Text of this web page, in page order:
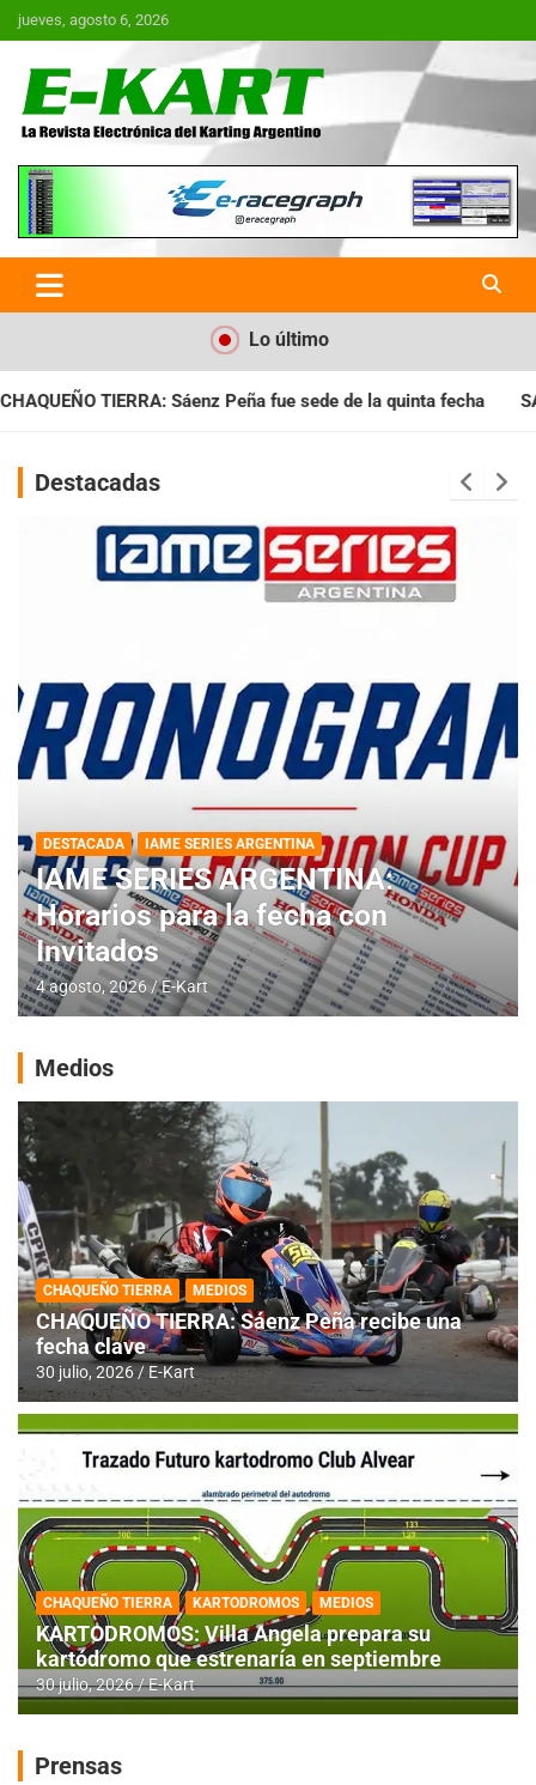
Saltar
al
jueves, agosto 6, 2026
E-Kart.com.ar | La Revista
Electrónica del Karting en
Argentina
Lo último
fue sede de la quinta fecha SANTIAGUEÑO: Se cumplió con
Destacadas
DESTACADA IAME SERIES ARGENTINA
IAME SERIES ARGENTINA:
Horarios para la fecha con
Invitados
4 agosto, 2026 E-Kart
Medios
CHAQUEÑO TIERRA MEDIOS
CHAQUEÑO TIERRA: Sáenz Peña recibe una
fecha clave
30 julio, 2026 E-Kart
CHAQUEÑO TIERRA KARTODROMOS MEDIOS
KARTODROMOS: Villa Angela prepara su
kartódromo que estrenaría en septiembre
30 julio, 2026 E-Kart
Prensas